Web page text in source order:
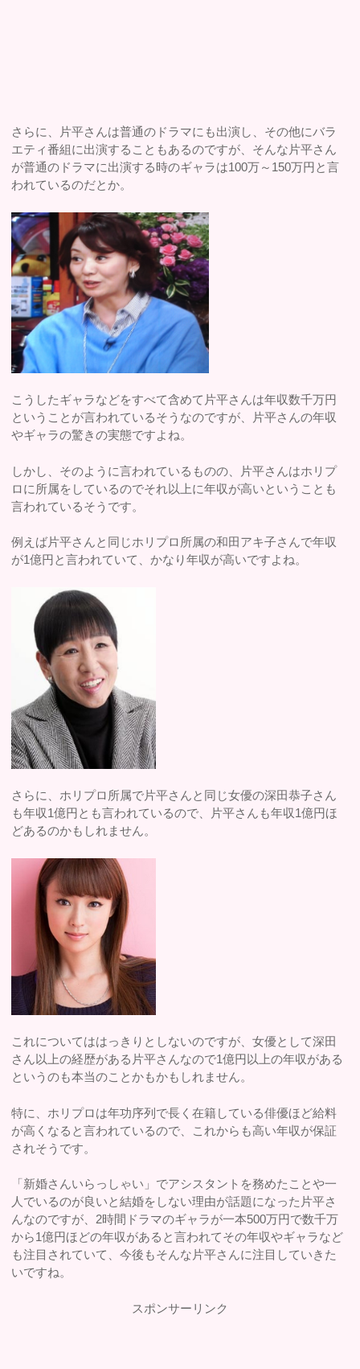
さらに、片平さんは普通のドラマにも出演し、その他にバラ
エティ番組に出演することもあるのですが、そんな片平さん
が普通のドラマに出演する時のギャラは100万～150万円と言
われているのだとか。
こうしたギャラなどをすべて含めて片平さんは年収数千万円
ということが言われているそうなのですが、片平さんの年収
やギャラの驚きの実態ですよね。
しかし、そのように言われているものの、片平さんはホリプ
ロに所属をしているのでそれ以上に年収が高いということも
言われているそうです。
例えば片平さんと同じホリプロ所属の和田アキ子さんで年収
が1億円と言われていて、かなり年収が高いですよね。
さらに、ホリプロ所属で片平さんと同じ女優の深田恭子さん
も年収1億円とも言われているので、片平さんも年収1億円ほ
どあるのかもしれません。
これについてははっきりとしないのですが、女優として深田
さん以上の経歴がある片平さんなので1億円以上の年収がある
というのも本当のことかもかもしれません。
特に、ホリプロは年功序列で長く在籍している俳優ほど給料
が高くなると言われているので、これからも高い年収が保証
されそうです。
「新婚さんいらっしゃい」でアシスタントを務めたことや一
人でいるのが良いと結婚をしない理由が話題になった片平さ
んなのですが、2時間ドラマのギャラが一本500万円で数千万
から1億円ほどの年収があると言われてその年収やギャラなど
も注目されていて、今後もそんな片平さんに注目していきた
いですね。
スポンサーリンク